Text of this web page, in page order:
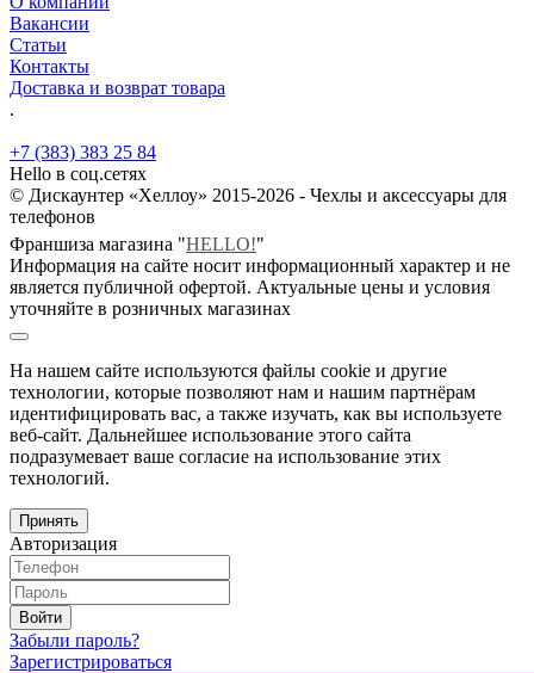
Вакансии
Статьи
Контакты
Доставка и возврат товара
.
+7 (383) 383 25 84
Hello в соц.сетях
© Дискаунтер «Хеллоу» 2015-2026 - Чехлы и аксессуары для
телефонов
Франшиза магазина "HELLO!"
Информация на сайте носит информационный характер и не
является публичной офертой. Актуальные цены и условия
уточняйте в розничных магазинах
На нашем сайте используются файлы cookie и другие
технологии, которые позволяют нам и нашим партнёрам
идентифицировать вас, а также изучать, как вы используете
веб-сайт. Дальнейшее использование этого сайта
подразумевает ваше согласие на использование этих
технологий.
Принять
Авторизация
Войти
Забыли пароль?
Зарегистрироваться